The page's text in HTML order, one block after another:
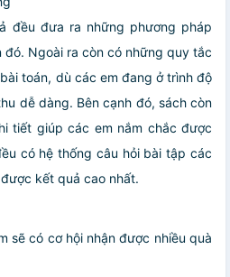
đều đưa ra những phương pháp
Ngoài ra còn có những quy tắc
toán, dù các em đang ở trình độ
dễ dàng. Bên cạnh đó, sách còn
tiết giúp các em nắm chắc được
có hệ thống câu hỏi bài tập các
kết quả cao nhất.
sẽ có cơ hội nhận được nhiều quà